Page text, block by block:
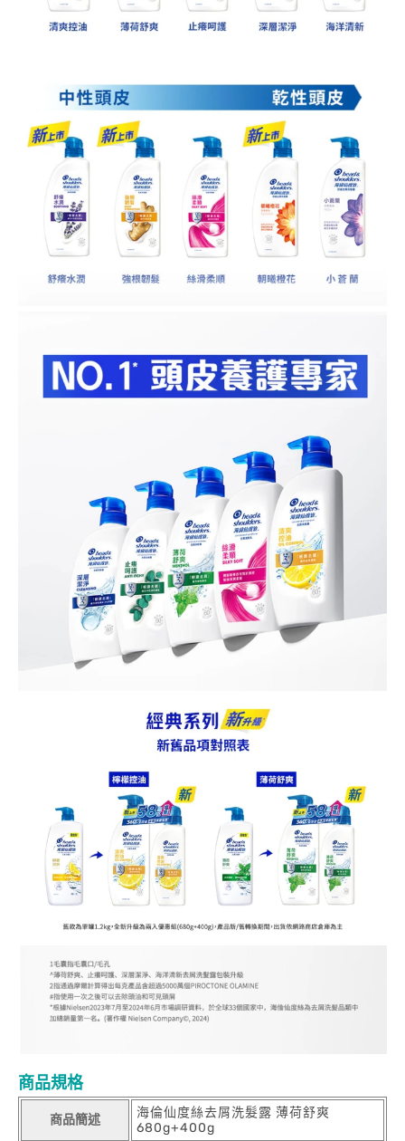
商品規格
商品簡述
海倫仙度絲去屑洗髮露 薄荷舒爽
680g+400g